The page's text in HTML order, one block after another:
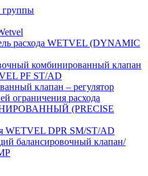
группы
расхода WETVEL (DYNAMIC
комбинированный клапан
PF ST/AD
клапан – регулятор
ограничения расхода
(PRECISE
WETVEL DPR SM/ST/AD
балансировочный клапан/